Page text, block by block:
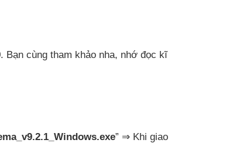
. Bạn cùng tham khảo nha, nhớ đọc kĩ
” ⇒ Khi giao